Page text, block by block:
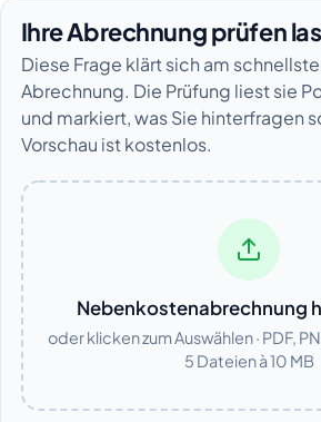
Ihre Abrechnung prüfen
Diese Frage klärt sich am
Abrechnung. Die Prüfung liest sie
und markiert, was Sie hinterfragen
Vorschau ist kostenlos.
Nebenkostenabrechnung
oder klicken zum Auswählen · PDF,
5 Dateien à 10 MB